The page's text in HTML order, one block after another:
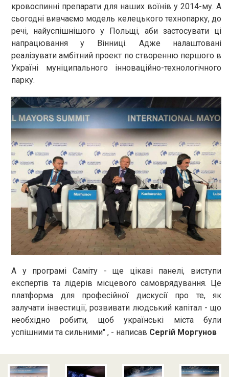
кровоспинні препарати для наших воїнів у 2014-му. А
сьогодні вивчаємо модель келецького технопарку, до
речі, найуспішнішого у Польщі, аби застосувати ці
напрацювання у Вінниці. Адже налаштовані
реалізувати амбітний проект по створенню першого в
Україні муніципального інноваційно-технологічного
парку.
А у програмі Саміту - ще цікаві панелі, виступи
експертів та лідерів місцевого самоврядування. Це
платформа для професійної дискусії про те, як
залучати інвестиції, розвивати людський капітал - що
необхідно робити, щоб українські міста були
успішними та сильними" , - написав Сергій Моргунов